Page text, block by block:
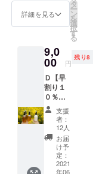
送料込
み）の
IRE価格
の１
０％off
送のみ
〔イラ
ンイラ
〔サン
ダル
ウッド
ブレン
ド〕を
それぞ
れ1本。
合計３
本入っ
たセッ
トで
す。 ※
税・送
詳細を見る
タ
ー
ン
を
選
択
す
る
9,0
00 円
残り8
Ｄ【早
割り１
０％オ
フ】
Maa
Honey
Shamp
oo &
Treatm
entフル
支援
者：
12人
お届
け予
定：
2021
年06